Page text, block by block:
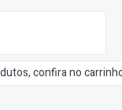
confira no